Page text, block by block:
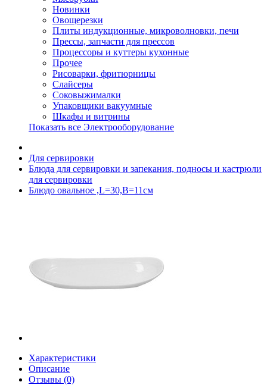
Новинки
Овощерезки
Плиты индукционные, микроволновки, печи
Прессы, запчасти для прессов
Процессоры и куттеры кухонные
Прочее
Рисоварки, фритюрницы
Слайсеры
Соковыжималки
Упаковщики вакуумные
Шкафы и витрины
Показать все Электрооборудование
Для сервировки
Блюда для сервировки и запекания, подносы и кастрюли
для сервировки
Блюдо овальное ,L=30,B=11см
Характеристики
Описание
Отзывы (0)